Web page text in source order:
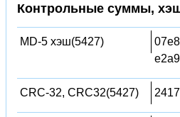
Контрольные суммы,
MD-5 хэш(5427)
CRC-32, CRC32(5427)